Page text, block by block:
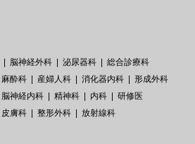
脳神経外科 泌尿器科
総合診療科
麻酔科 産婦人科 消化器内科
形成外科
脳神経内科 精神科 内科
研修医
皮膚科 整形外科
放射線科